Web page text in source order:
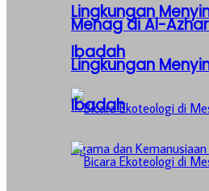
Lingkungan
Ibadah
Menag di Al-
Lingkungan
Ibadah